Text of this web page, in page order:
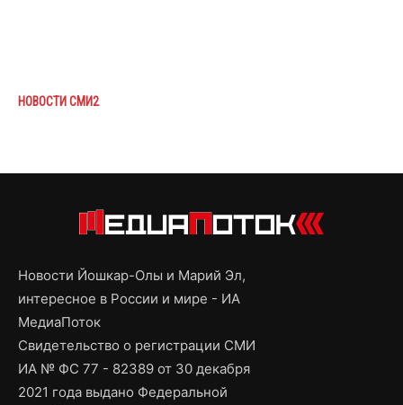
НОВОСТИ СМИ2
Новости Йошкар-Олы и Марий Эл,
интересное в России и мире - ИА
МедиаПоток
Свидетельство о регистрации СМИ
ИА № ФС 77 - 82389 от 30 декабря
2021 года выдано Федеральной